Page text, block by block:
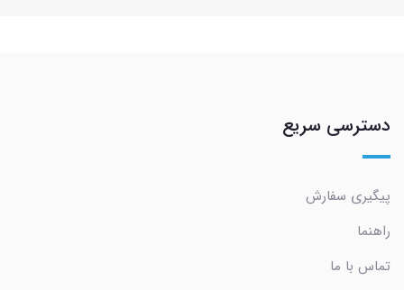
دسترسی سریع
پیگیری سفارش
راهنما
تماس با ما